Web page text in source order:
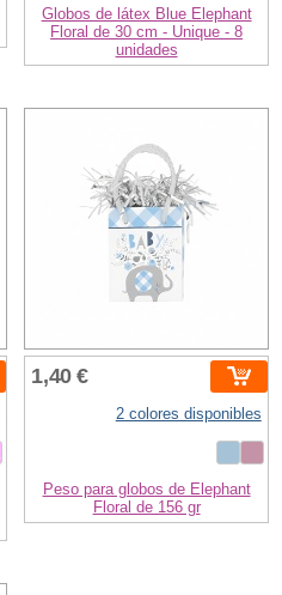
Globos de látex Blue Elephant
Floral de 30 cm - Unique - 8
unidades
1,40 €
2 colores disponibles
Peso para globos de Elephant
Floral de 156 gr